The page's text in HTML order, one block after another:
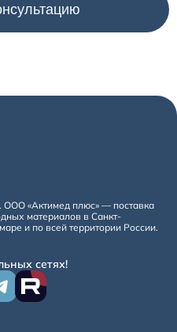
«Актимед плюс» — поставка
материалов в Санкт-
и по всей территории России.
сетях!